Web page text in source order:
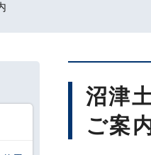
沼津
ご案